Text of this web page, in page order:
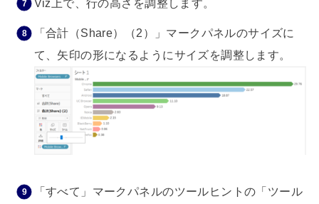
Viz上で、行の高さを調整します。
「合計（Share）（2）」マークパネルのサイズに
て、矢印の形になるようにサイズを調整します。
「すべて」マークパネルのツールヒントの「ツール